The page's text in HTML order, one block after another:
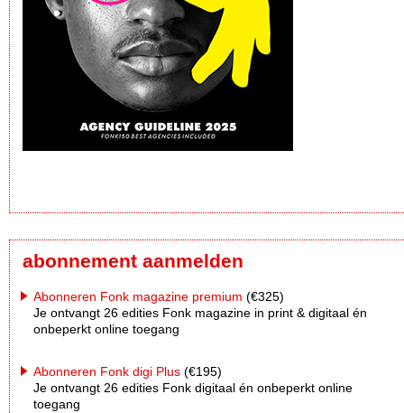
abonnement aanmelden
Abonneren Fonk magazine premium (€325)
Je ontvangt 26 edities Fonk magazine in print & digitaal én
onbeperkt online toegang
Abonneren Fonk digi Plus (€195)
Je ontvangt 26 edities Fonk digitaal én onbeperkt online
toegang